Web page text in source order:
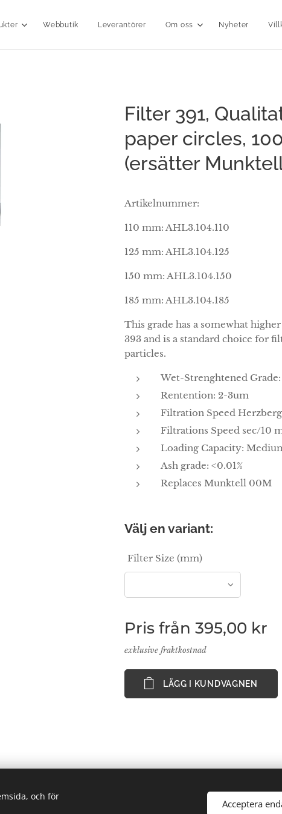
Webbutik Leverantörer Om oss Nyheter
Filter 391,
paper circles,
(ersätter
Artikelnummer:
110 mm: AHL3.104.110
125 mm: AHL3.104.125
150 mm: AHL3.104.150
185 mm: AHL3.104.185
This grade has a somewhat
393 and is a standard choice for
particles.
Wet-Strenghtened Grade:
Rentention: 2-3um
Filtration Speed
Filtrations Speed sec/10
Loading Capacity:
Ash grade: <0.01%
Replaces Munktell 00M
Välj en variant:
Filter Size (mm)
Pris från395,00 kr
exklusive fraktkostnad
LÄGG I KUNDVAGNEN
VATnr SE559250124001, PO BOX 2013, 800 02 Gävle
och för
Acceptera